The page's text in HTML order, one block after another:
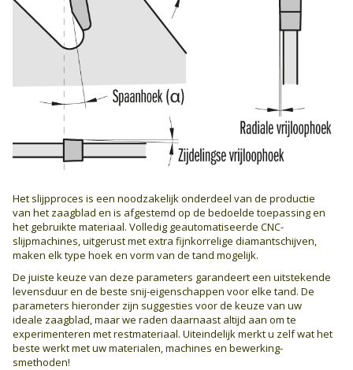
Het slijpproces is een noodzakelijk onderdeel van de productie
van het zaagblad en is afgestemd op de bedoelde toepassing en
het gebruikte materiaal. Volledig geautomatiseerde CNC-
slijpmachines, uitgerust met extra fijnkorrelige diamantschijven,
maken elk type hoek en vorm van de tand mogelijk.
De juiste keuze van deze parameters garandeert een uitstekende
levensduur en de beste snij-eigenschappen voor elke tand. De
parameters hieronder zijn suggesties voor de keuze van uw
ideale zaagblad, maar we raden daarnaast altijd aan om te
experimenteren met restmateriaal. Uiteindelijk merkt u zelf wat het
beste werkt met uw materialen, machines en bewerking­
smethoden!